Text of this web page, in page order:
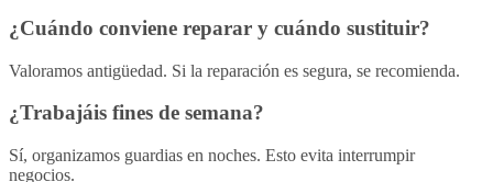
¿Cuándo conviene reparar y cuándo sustituir?
Valoramos antigüedad. Si la reparación es segura, se recomienda.
¿Trabajáis fines de semana?
Sí, organizamos guardias en noches. Esto evita interrumpir
negocios.